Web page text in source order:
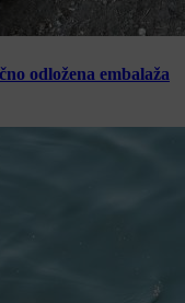
odložena embalaža